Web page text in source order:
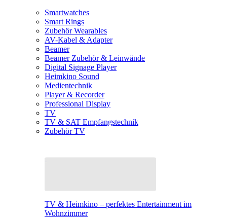
Smartwatches
Smart Rings
Zubehör Wearables
AV-Kabel & Adapter
Beamer
Beamer Zubehör & Leinwände
Digital Signage Player
Heimkino Sound
Medientechnik
Player & Recorder
Professional Display
TV
TV & SAT Empfangstechnik
Zubehör TV
TV & Heimkino – perfektes Entertainment im
Wohnzimmer